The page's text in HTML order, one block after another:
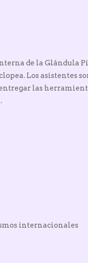
de la Glándula
Los asistentes
las
internacionales